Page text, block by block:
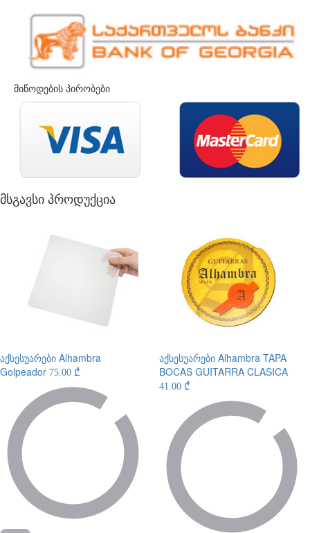
მიწოდების პირობები
მსგავსი პროდუქცია
აქსესუარები Alhambra
Golpeador 75.00 ₾
აქსესუარები Alhambra TAPA
BOCAS GUITARRA CLASICA
41.00 ₾